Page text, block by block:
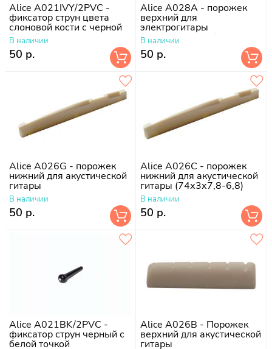
Alice A021IVY/2PVC -
фиксатор струн цвета
слоновой кости с черной
точкой 2мм
В наличии
50 р.
Alice A028A - порожек
верхний для
электрогитары
(43х3,4х4,6-3,8)
В наличии
50 р.
Alice A026G - порожек
нижний для акустической
гитары
В наличии
50 р.
Alice A026C - порожек
нижний для акустической
гитары (74х3х7,8-6,8)
В наличии
50 р.
Alice A021BK/2PVC -
фиксатор струн черный с
белой точкой
Alice A026B - Порожек
верхний для акустической
гитары